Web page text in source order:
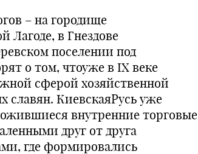
– на городище
Лагоде, в Гнездове
поселении под
о том, чтоуже в IX веке
сферой хозяйственной
славян. КиевскаяРусь уже
внутренние торговые
друг от друга
где формировались